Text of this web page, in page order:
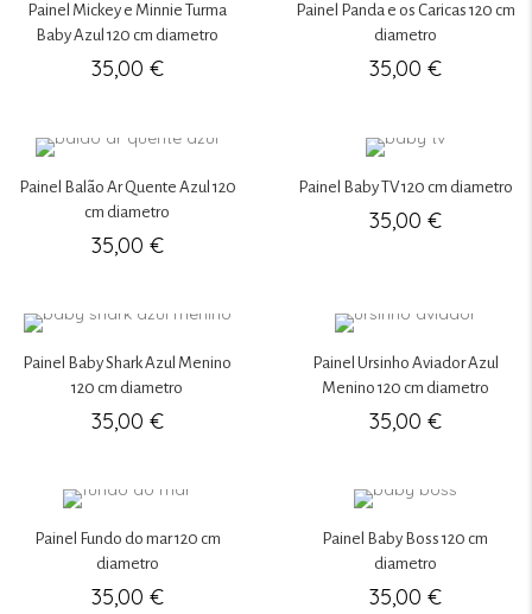
Painel Mickey e Minnie Turma
Baby Azul 120 cm diametro
35,00 €
Painel Panda e os Caricas 120 cm
diametro
35,00 €
Painel Balão Ar Quente Azul 120
cm diametro
35,00 €
Painel Baby TV 120 cm diametro
35,00 €
Painel Baby Shark Azul Menino
120 cm diametro
35,00 €
Painel Ursinho Aviador Azul
Menino 120 cm diametro
35,00 €
Painel Fundo do mar 120 cm
diametro
35,00 €
Painel Baby Boss 120 cm
diametro
35,00 €